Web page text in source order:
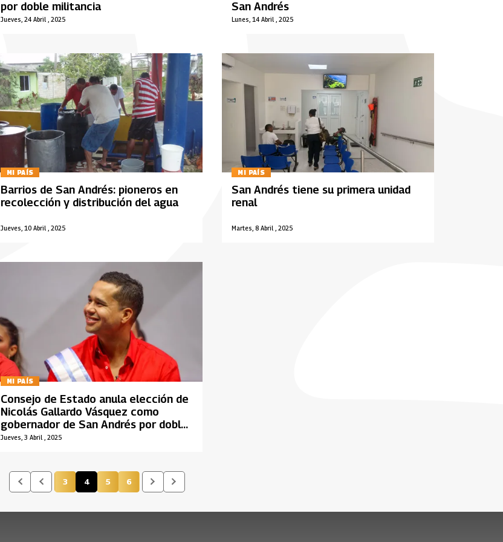
Jueves, 24 Abril , 2025
por doble militancia
Lunes, 14 Abril , 2025
San Andrés
MI PAÍS
Jueves, 10 Abril , 2025
Barrios de San Andrés: pioneros en
recolección y distribución del agua
MI PAÍS
Martes, 8 Abril , 2025
San Andrés tiene su primera unidad
renal
MI PAÍS
Jueves, 3 Abril , 2025
Consejo de Estado anula elección de
Nicolás Gallardo Vásquez como
gobernador de San Andrés por doble
militancia
Página
3 Página actual
4 Página
5 Página
6